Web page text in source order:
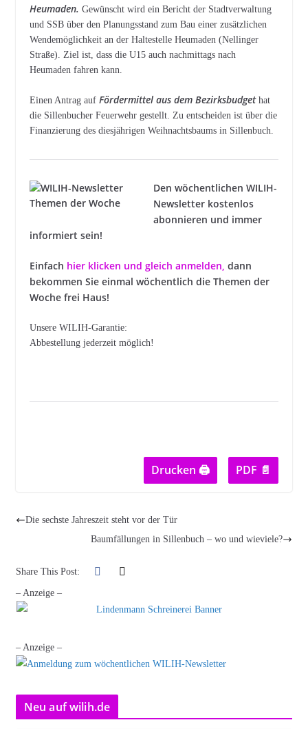
Heumaden. Gewünscht wird ein Bericht der Stadtverwaltung
und SSB über den Planungsstand zum Bau einer zusätzlichen
Wendemöglichkeit an der Haltestelle Heumaden (Nellinger
Straße). Ziel ist, dass die U15 auch nachmittags nach
Heumaden fahren kann.
Einen Antrag auf Fördermittel aus dem Bezirksbudgethat
die Sillenbucher Feuerwehr gestellt. Zu entscheiden ist über die
Finanzierung des diesjährigen Weihnachtsbaums in Sillenbuch.
Den wöchentlichen WILIH-
Newsletter kostenlos
abonnieren und immer
informiert sein!
Einfach hier klicken und gleich anmelden, dann
bekommen Sie einmal wöchentlich die Themen der
Woche frei Haus!
Unsere WILIH-Garantie:
Abbestellung jederzeit möglich!
Drucken 🖨 PDF 📄
Die sechste Jahreszeit steht vor der Tür
Baumfällungen in Sillenbuch – wo und wieviele?
Share This Post:
– Anzeige –
– Anzeige –
Neu auf wilih.de